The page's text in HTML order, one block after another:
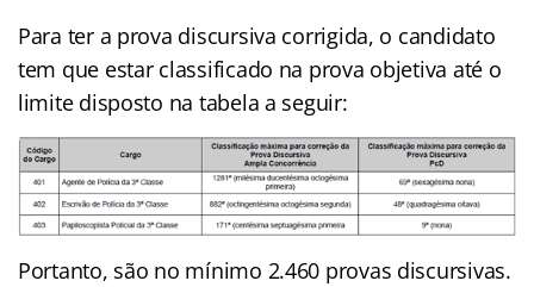
Para ter a prova discursiva corrigida, o candidato
tem que estar classificado na prova objetiva até o
limite disposto na tabela a seguir:
Portanto, são no mínimo 2.460 provas discursivas.